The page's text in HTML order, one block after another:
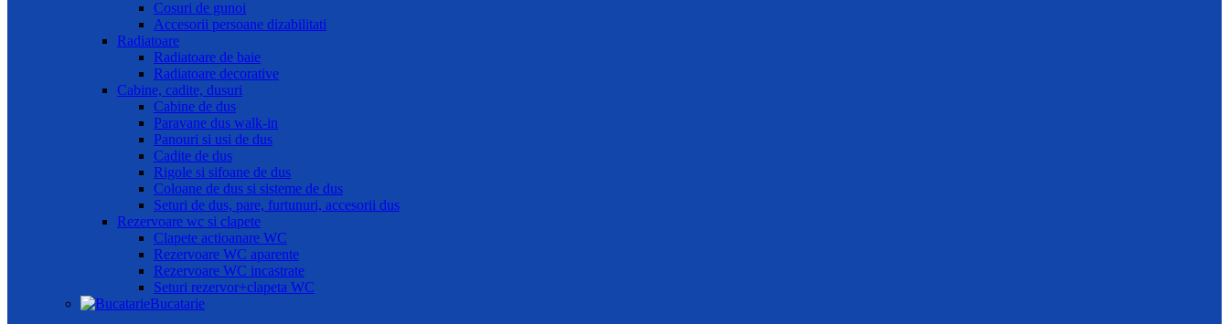
Cosuri de gunoi
Accesorii persoane dizabilitati
Radiatoare
Radiatoare de baie
Radiatoare decorative
Cabine, cadite, dusuri
Cabine de dus
Paravane dus walk-in
Panouri si usi de dus
Cadite de dus
Rigole si sifoane de dus
Coloane de dus si sisteme de dus
Seturi de dus, pare, furtunuri, accesorii dus
Rezervoare wc si clapete
Clapete actioanare WC
Rezervoare WC aparente
Rezervoare WC incastrate
Seturi rezervor+clapeta WC
Bucatarie